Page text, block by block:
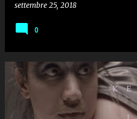
settembre 25, 2018
0